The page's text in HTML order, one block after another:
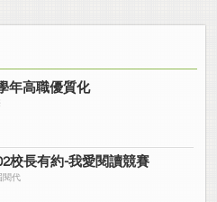
年高職優質化
校長有約-我愛閱讀競賽
閱代